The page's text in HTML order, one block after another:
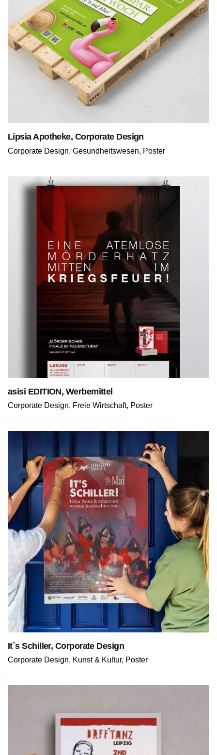
Lipsia Apotheke, Corporate Design
Corporate Design Gesundheitswesen Poster
asisi EDITION, Werbemittel
Corporate Design Freie Wirtschaft Poster
It`s Schiller, Corporate Design
Corporate Design Kunst & Kultur Poster